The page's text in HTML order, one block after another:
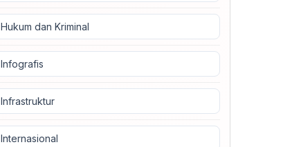
Hukum dan Kriminal
Infografis
Infrastruktur
Internasional